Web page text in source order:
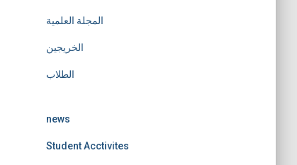
المجلة العلمية
الخريجين
الطلاب
news
Student Acctivites